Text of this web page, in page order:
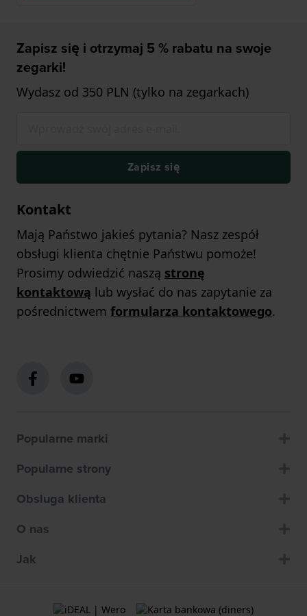
Zapisz się i otrzymaj 5 % rabatu na swoje
zegarki!
Wydasz od 350 PLN (tylko na zegarkach)
Zapisz się
Kontakt
Mają Państwo jakieś pytania? Nasz zespół
obsługi klienta chętnie Państwu pomoże!
Prosimy odwiedzić naszą stronę
kontaktową lub wysłać do nas zapytanie za
pośrednictwem formularza kontaktowego.
Popularne marki
Popularne strony
Obsluga klienta
O nas
Jak